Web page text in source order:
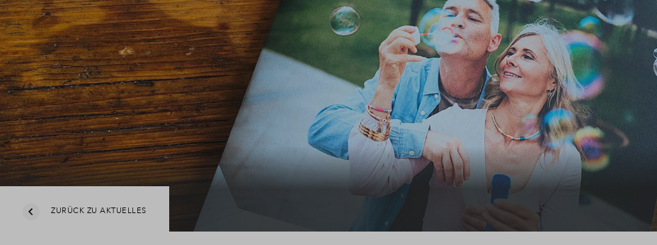
Drohnenflug
ZURÜCK ZU AKTUELLES